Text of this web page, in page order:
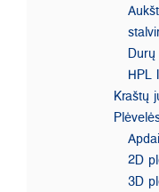
HPL
Kraštų
2D
3D